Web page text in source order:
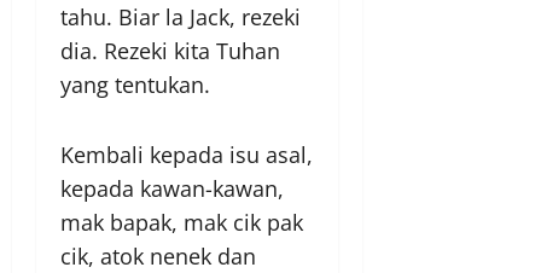
tahu. Biar la Jack, rezeki
dia. Rezeki kita Tuhan
yang tentukan.
Kembali kepada isu asal,
kepada kawan-kawan,
mak bapak, mak cik pak
cik, atok nenek dan